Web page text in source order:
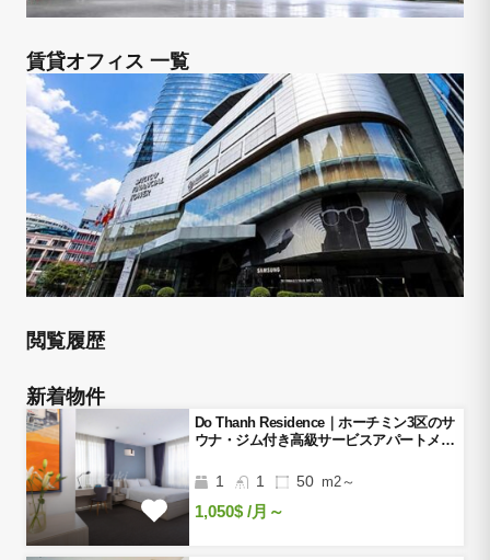
賃貸オフィス 一覧
閲覧履歴
新着物件
Do Thanh Residence｜ホーチミン3区のサ
ウナ・ジム付き高級サービスアパートメン
1 1 50 m2～
1,050$ /月～